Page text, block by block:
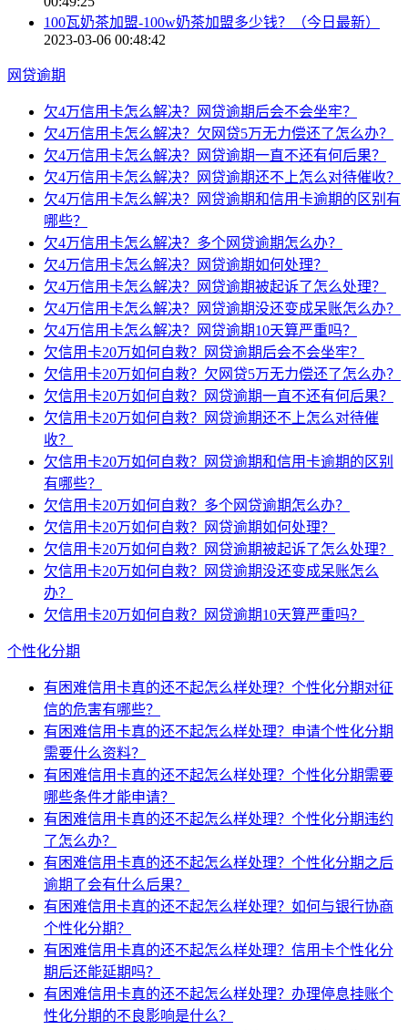
100瓦奶茶加盟-100w奶茶加盟多少钱？（今日最新）
2023-03-06 00:48:42
网贷逾期
欠4万信用卡怎么解决？网贷逾期后会不会坐牢？
欠4万信用卡怎么解决？欠网贷5万无力偿还了怎么办？
欠4万信用卡怎么解决？网贷逾期一直不还有何后果？
欠4万信用卡怎么解决？网贷逾期还不上怎么对待催收？
欠4万信用卡怎么解决？网贷逾期和信用卡逾期的区别有
哪些？
欠4万信用卡怎么解决？多个网贷逾期怎么办？
欠4万信用卡怎么解决？网贷逾期如何处理？
欠4万信用卡怎么解决？网贷逾期被起诉了怎么处理？
欠4万信用卡怎么解决？网贷逾期没还变成呆账怎么办？
欠4万信用卡怎么解决？网贷逾期10天算严重吗？
欠信用卡20万如何自救？网贷逾期后会不会坐牢？
欠信用卡20万如何自救？欠网贷5万无力偿还了怎么办？
欠信用卡20万如何自救？网贷逾期一直不还有何后果？
欠信用卡20万如何自救？网贷逾期还不上怎么对待催
收？
欠信用卡20万如何自救？网贷逾期和信用卡逾期的区别
有哪些？
欠信用卡20万如何自救？多个网贷逾期怎么办？
欠信用卡20万如何自救？网贷逾期如何处理？
欠信用卡20万如何自救？网贷逾期被起诉了怎么处理？
欠信用卡20万如何自救？网贷逾期没还变成呆账怎么
办？
欠信用卡20万如何自救？网贷逾期10天算严重吗？
个性化分期
有困难信用卡真的还不起怎么样处理？个性化分期对征
信的危害有哪些？
有困难信用卡真的还不起怎么样处理？申请个性化分期
需要什么资料？
有困难信用卡真的还不起怎么样处理？个性化分期需要
哪些条件才能申请？
有困难信用卡真的还不起怎么样处理？个性化分期违约
了怎么办？
有困难信用卡真的还不起怎么样处理？个性化分期之后
逾期了会有什么后果？
有困难信用卡真的还不起怎么样处理？如何与银行协商
个性化分期？
有困难信用卡真的还不起怎么样处理？信用卡个性化分
期后还能延期吗？
有困难信用卡真的还不起怎么样处理？办理停息挂账个
性化分期的不良影响是什么？